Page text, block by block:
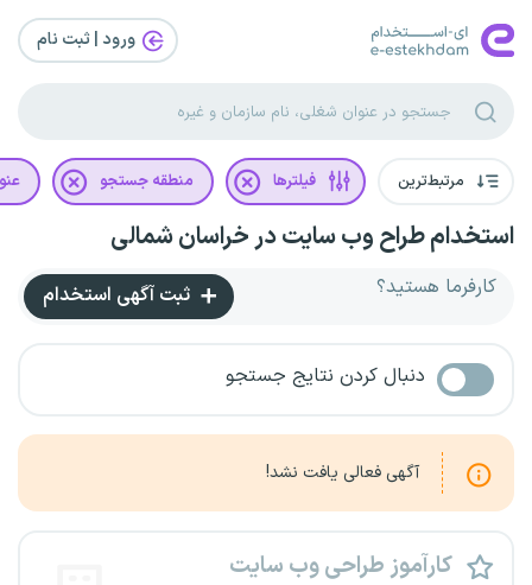
ورود | ثبت‌ نام
مرتبط‌ترین فیلترها منطقه جستجو
استخدام طراح وب سایت در خراسان شمالی
کارفرما هستید؟ ثبت آگهی استخدام
دنبال کردن نتایج جستجو
آگهی فعالی یافت نشد!
کارآموز طراحی وب سایت